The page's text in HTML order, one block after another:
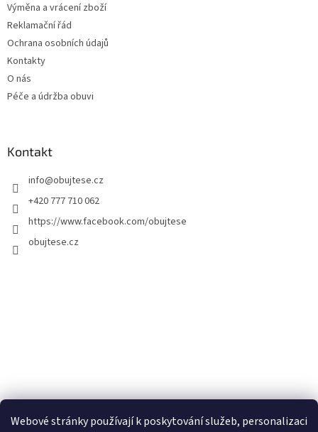
Webové stránky používají k poskytování služeb, personalizaci
Výměna a vrácení zboží
Reklamační řád
Ochrana osobních údajů
Kontakty
O nás
Péče a údržba obuvi
Kontakt
info@obujtese.cz
+420 777 710 062
https://www.facebook.com/obujtese
obujtese.cz